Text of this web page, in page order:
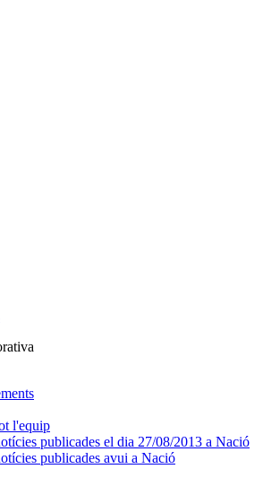
l'equip
publicades el dia 27/08/2013 a Nació
publicades avui a Nació